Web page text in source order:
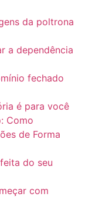
da poltrona
a dependência
fechado
é para você
Como
de Forma
do seu
com